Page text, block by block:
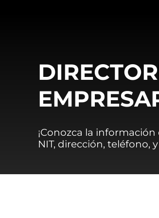
¡Conozca la
NIT, dirección, teléfono,